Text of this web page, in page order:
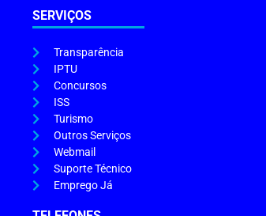
SERVIÇOS
Transparência
IPTU
Concursos
ISS
Turismo
Outros Serviços
Webmail
Suporte Técnico
Emprego Já